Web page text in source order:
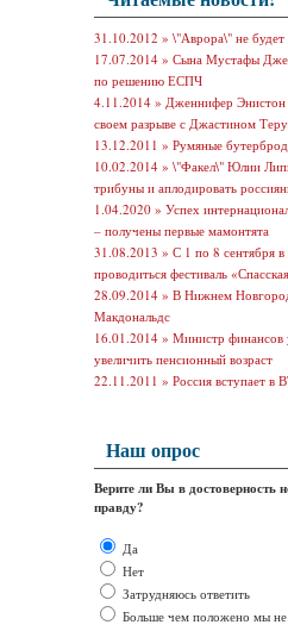
31.10.2012 » \"Аврора\" не
17.07.2014 » Сына Мустафы
по решению ЕСПЧ
4.11.2014 » Дженнифер Энистон
своем разрыве с Джастином Теру
13.12.2011 » Румяные
10.02.2014 » \"Факел\" Юлии
трибуны и аплодировать
1.04.2020 » Успех
– получены первые мамонтята
31.08.2013 » С 1 по 8 сентября
проводиться фестиваль
28.09.2014 » В Нижнем
Макдональдс
16.01.2014 » Министр финансов
увеличить пенсионный возраст
22.11.2011 » Россия вступает в
Наш опрос
Верите ли Вы в достоверность
правду?
Да
Нет
Затрудняюсь ответить
Больше чем положено мы не